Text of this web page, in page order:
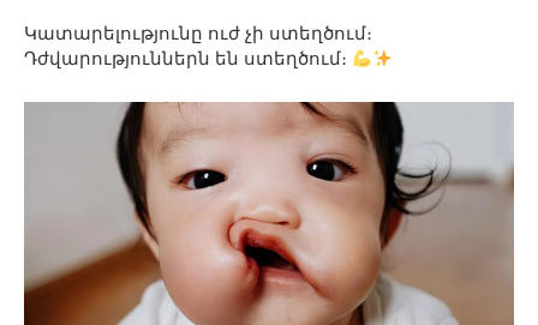
Կատարելությունը ուժ չի ստեղծում։
Դժվարություններն են ստեղծում։